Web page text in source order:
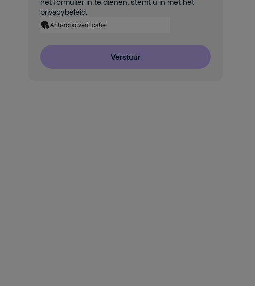
het formulier in te dienen, stemt u in met het
privacybeleid.
Anti-robotverificatie
Verstuur